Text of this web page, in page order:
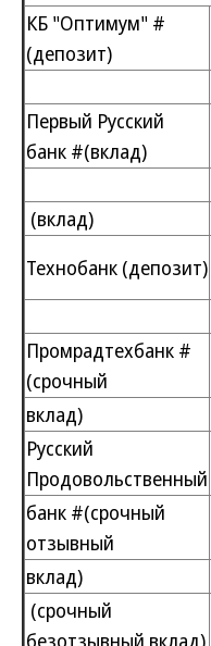
КБ "Оптимум" #
(депозит)
Первый Русский
банк #(вклад)
(вклад)
Технобанк (депозит)
Промрадтехбанк #
(срочный
вклад)
Русский
Продовольственный
банк #(срочный
отзывный
вклад)
(срочный
безотзывный вклад)